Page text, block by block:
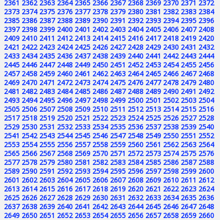
2361 2362 2363 2364 2365 2366 2367 2368 2369 2370 2371 2372
2373 2374 2375 2376 2377 2378 2379 2380 2381 2382 2383 2384
2385 2386 2387 2388 2389 2390 2391 2392 2393 2394 2395 2396
2397 2398 2399 2400 2401 2402 2403 2404 2405 2406 2407 2408
2409 2410 2411 2412 2413 2414 2415 2416 2417 2418 2419 2420
2421 2422 2423 2424 2425 2426 2427 2428 2429 2430 2431 2432
2433 2434 2435 2436 2437 2438 2439 2440 2441 2442 2443 2444
2445 2446 2447 2448 2449 2450 2451 2452 2453 2454 2455 2456
2457 2458 2459 2460 2461 2462 2463 2464 2465 2466 2467 2468
2469 2470 2471 2472 2473 2474 2475 2476 2477 2478 2479 2480
2481 2482 2483 2484 2485 2486 2487 2488 2489 2490 2491 2492
2493 2494 2495 2496 2497 2498 2499 2500 2501 2502 2503 2504
2505 2506 2507 2508 2509 2510 2511 2512 2513 2514 2515 2516
2517 2518 2519 2520 2521 2522 2523 2524 2525 2526 2527 2528
2529 2530 2531 2532 2533 2534 2535 2536 2537 2538 2539 2540
2541 2542 2543 2544 2545 2546 2547 2548 2549 2550 2551 2552
2553 2554 2555 2556 2557 2558 2559 2560 2561 2562 2563 2564
2565 2566 2567 2568 2569 2570 2571 2572 2573 2574 2575 2576
2577 2578 2579 2580 2581 2582 2583 2584 2585 2586 2587 2588
2589 2590 2591 2592 2593 2594 2595 2596 2597 2598 2599 2600
2601 2602 2603 2604 2605 2606 2607 2608 2609 2610 2611 2612
2613 2614 2615 2616 2617 2618 2619 2620 2621 2622 2623 2624
2625 2626 2627 2628 2629 2630 2631 2632 2633 2634 2635 2636
2637 2638 2639 2640 2641 2642 2643 2644 2645 2646 2647 2648
2649 2650 2651 2652 2653 2654 2655 2656 2657 2658 2659 2660